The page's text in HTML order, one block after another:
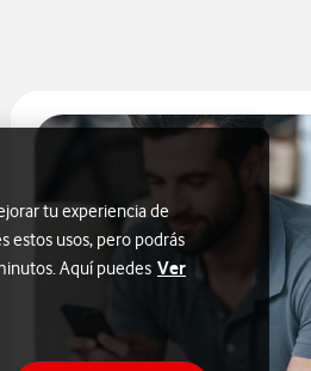
tu experiencia de
estos usos, pero podrás
Aquí puedes Ver